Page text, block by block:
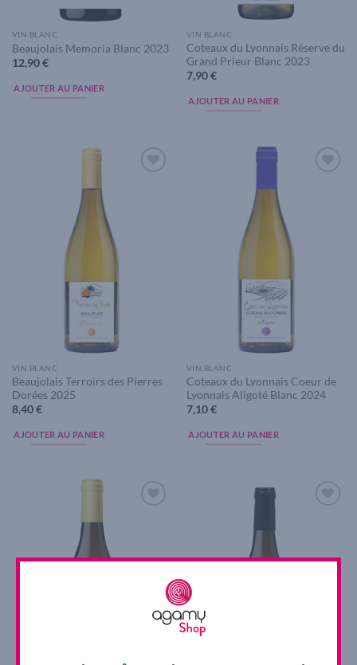
VIN BLANC
Beaujolais Memoria Blanc 2023
12,90€
AJOUTER AU PANIER
VIN BLANC
Coteaux du Lyonnais Réserve du
Grand Prieur Blanc 2023
7,90€
AJOUTER AU PANIER
VIN BLANC
Beaujolais Terroirs des Pierres
Dorées 2025
8,40€
AJOUTER AU PANIER
VIN BLANC
Coteaux du Lyonnais Coeur de
Lyonnais Aligoté Blanc 2024
7,10€
AJOUTER AU PANIER